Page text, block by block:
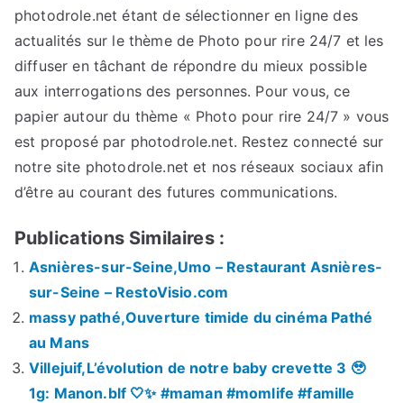
photodrole.net étant de sélectionner en ligne des
actualités sur le thème de Photo pour rire 24/7 et les
diffuser en tâchant de répondre du mieux possible
aux interrogations des personnes. Pour vous, ce
papier autour du thème « Photo pour rire 24/7 » vous
est proposé par photodrole.net. Restez connecté sur
notre site photodrole.net et nos réseaux sociaux afin
d’être au courant des futures communications.
Publications Similaires :
Asnières-sur-Seine,Umo – Restaurant Asnières-
sur-Seine – RestoVisio.com
massy pathé,Ouverture timide du cinéma Pathé
au Mans
Villejuif,L’évolution de notre baby crevette 3 🥹
1g: Manon.blf 🤍✨ #maman #momlife #famille